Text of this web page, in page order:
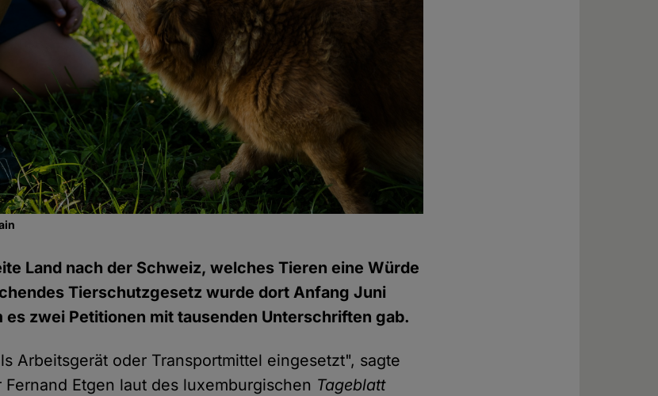
Land nach der Schweiz, welches Tieren eine Würde
Tierschutzgesetz wurde dort Anfang Juni
es zwei Petitionen mit tausenden Unterschriften gab.
Arbeitsgerät oder Transportmittel eingesetzt", sagte
Etgen laut des luxemburgischen Tageblatt